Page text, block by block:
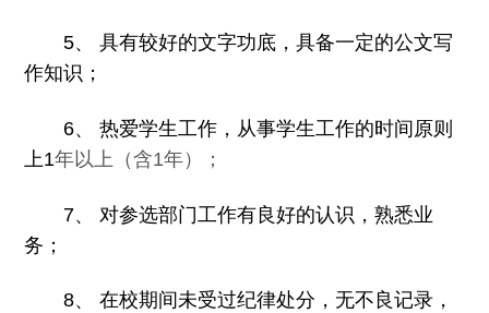
5、 具有较好的文字功底，具备一定的公文写
作知识；
6、 热爱学生工作，从事学生工作的时间原则
上1年以上（含1年）；
7、 对参选部门工作有良好的认识，熟悉业
务；
8、 在校期间未受过纪律处分，无不良记录，